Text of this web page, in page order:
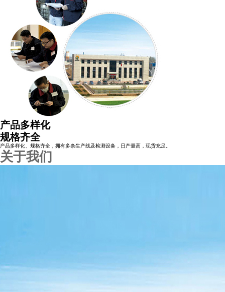
产品多样化
规格齐全
产品多样化、规格齐全，拥有多条生产线及检测设备，日产量高，现货充足。
关于我们